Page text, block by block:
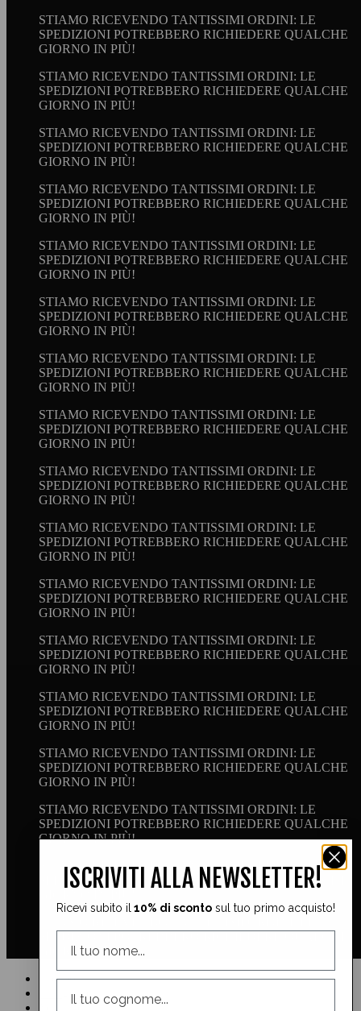
STIAMO RICEVENDO TANTISSIMI ORDINI: LE
SPEDIZIONI POTREBBERO RICHIEDERE QUALCHE
GIORNO IN PIÙ!
STIAMO RICEVENDO TANTISSIMI ORDINI: LE
SPEDIZIONI POTREBBERO RICHIEDERE QUALCHE
GIORNO IN PIÙ!
STIAMO RICEVENDO TANTISSIMI ORDINI: LE
SPEDIZIONI POTREBBERO RICHIEDERE QUALCHE
GIORNO IN PIÙ!
STIAMO RICEVENDO TANTISSIMI ORDINI: LE
SPEDIZIONI POTREBBERO RICHIEDERE QUALCHE
GIORNO IN PIÙ!
STIAMO RICEVENDO TANTISSIMI ORDINI: LE
SPEDIZIONI POTREBBERO RICHIEDERE QUALCHE
GIORNO IN PIÙ!
STIAMO RICEVENDO TANTISSIMI ORDINI: LE
SPEDIZIONI POTREBBERO RICHIEDERE QUALCHE
GIORNO IN PIÙ!
STIAMO RICEVENDO TANTISSIMI ORDINI: LE
SPEDIZIONI POTREBBERO RICHIEDERE QUALCHE
GIORNO IN PIÙ!
STIAMO RICEVENDO TANTISSIMI ORDINI: LE
SPEDIZIONI POTREBBERO RICHIEDERE QUALCHE
GIORNO IN PIÙ!
STIAMO RICEVENDO TANTISSIMI ORDINI: LE
SPEDIZIONI POTREBBERO RICHIEDERE QUALCHE
GIORNO IN PIÙ!
STIAMO RICEVENDO TANTISSIMI ORDINI: LE
SPEDIZIONI POTREBBERO RICHIEDERE QUALCHE
GIORNO IN PIÙ!
STIAMO RICEVENDO TANTISSIMI ORDINI: LE
SPEDIZIONI POTREBBERO RICHIEDERE QUALCHE
GIORNO IN PIÙ!
STIAMO RICEVENDO TANTISSIMI ORDINI: LE
SPEDIZIONI POTREBBERO RICHIEDERE QUALCHE
GIORNO IN PIÙ!
STIAMO RICEVENDO TANTISSIMI ORDINI: LE
SPEDIZIONI POTREBBERO RICHIEDERE QUALCHE
GIORNO IN PIÙ!
STIAMO RICEVENDO TANTISSIMI ORDINI: LE
SPEDIZIONI POTREBBERO RICHIEDERE QUALCHE
GIORNO IN PIÙ!
STIAMO RICEVENDO TANTISSIMI ORDINI: LE
SPEDIZIONI POTREBBERO RICHIEDERE QUALCHE
GIORNO IN PIÙ!
STIAMO RICEVENDO TANTISSIMI ORDINI: LE
SPEDIZIONI POTREBBERO RICHIEDERE QUALCHE
GIORNO IN PIÙ!
Facebook
Instagram
YouTube
ISCRIVITI ALLA NEWSLETTER!
Ricevi subito il 10% di scontosul tuo primo acquisto!